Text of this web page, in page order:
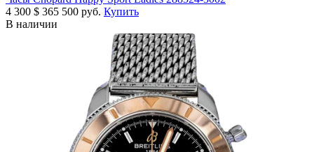
4 300 $ 365 500 руб. Купить
В наличии